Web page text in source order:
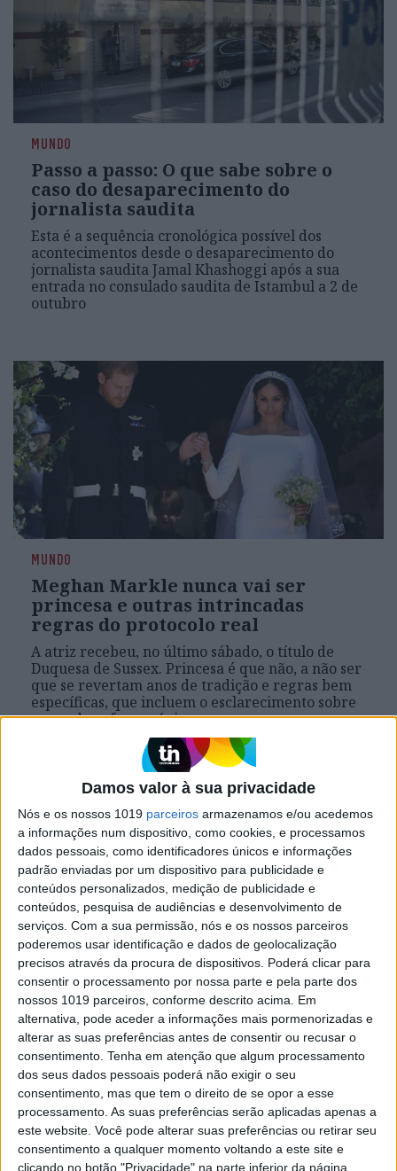
Damos valor à sua privacidade
Nós e os nossos 1019 parceiros armazenamos e/ou acedemos
a informações num dispositivo, como cookies, e processamos
dados pessoais, como identificadores únicos e informações
padrão enviadas por um dispositivo para publicidade e
conteúdos personalizados, medição de publicidade e
conteúdos, pesquisa de audiências e desenvolvimento de
serviços. Com a sua permissão, nós e os nossos parceiros
poderemos usar identificação e dados de geolocalização
precisos através da procura de dispositivos. Poderá clicar para
consentir o processamento por nossa parte e pela parte dos
nossos 1019 parceiros, conforme descrito acima. Em
alternativa, pode aceder a informações mais pormenorizadas e
alterar as suas preferências antes de consentir ou recusar o
consentimento. Tenha em atenção que algum processamento
dos seus dados pessoais poderá não exigir o seu
consentimento, mas que tem o direito de se opor a esse
processamento. As suas preferências serão aplicadas apenas a
este website. Você pode alterar suas preferências ou retirar seu
consentimento a qualquer momento voltando a este site e
clicando no botão "Privacidade" na parte inferior da página.
MUNDO
Passo a passo: O que sabe sobre o
caso do desaparecimento do
jornalista saudita
Esta é a sequência cronológica possível dos
acontecimentos desde o desaparecimento do
jornalista saudita Jamal Khashoggi após a sua
entrada no consulado saudita de Istambul a 2 de
outubro
MUNDO
Meghan Markle nunca vai ser
princesa e outras intrincadas
regras do protocolo real
A atriz recebeu, no último sábado, o título de
Duquesa de Sussex. Princesa é que não, a não ser
que se revertam anos de tradição e regras bem
específicas, que incluem o esclarecimento sobre
quem deve fazer vénia a quem
MUNDO
Britânicos pouco interessados em
celebrar este casamento real
Quando comparadas às que aconteceram em
2011, durante o casamento de William e Kate
Middleton, o número de celebrações de rua
planeadas para festejar a união de Harry e
Meghan Markle diminuiu em mais de 90%, em
algumas zonas do Reino Unido